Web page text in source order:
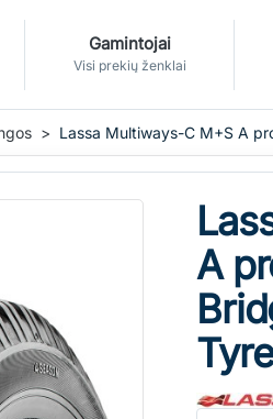
Gamintojai
Visi prekių ženklai
Lassa Multiways-C M+S A
A
Tyre